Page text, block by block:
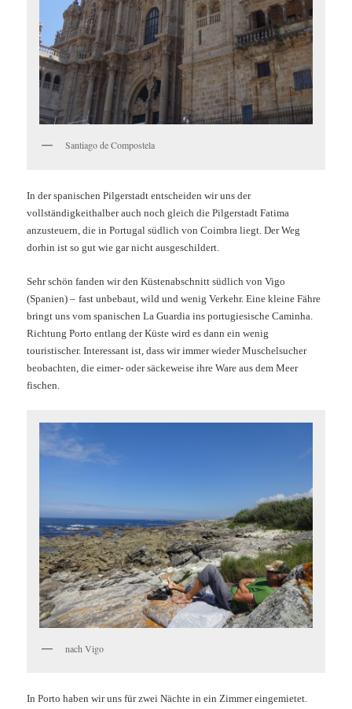
Santiago de Compostela
In der spanischen Pilgerstadt entscheiden wir uns der
vollständigkeithalber auch noch gleich die Pilgerstadt Fatima
anzusteuern, die in Portugal südlich von Coimbra liegt. Der Weg
dorhin ist so gut wie gar nicht ausgeschildert.
Sehr schön fanden wir den Küstenabschnitt südlich von Vigo
(Spanien) – fast unbebaut, wild und wenig Verkehr. Eine kleine Fähre
bringt uns vom spanischen La Guardia ins portugiesische Caminha.
Richtung Porto entlang der Küste wird es dann ein wenig
touristischer. Interessant ist, dass wir immer wieder Muschelsucher
beobachten, die eimer- oder säckeweise ihre Ware aus dem Meer
fischen.
nach Vigo
In Porto haben wir uns für zwei Nächte in ein Zimmer eingemietet.